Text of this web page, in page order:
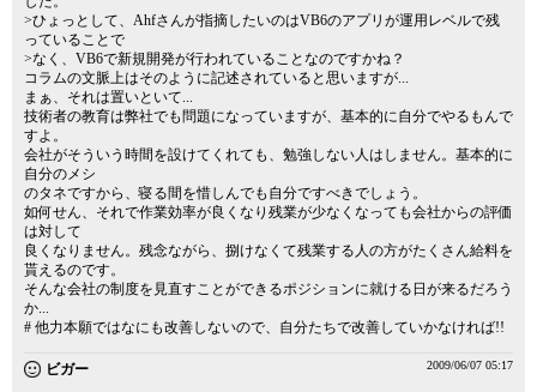
>ひょっとして、Ahfさんが指摘したいのはVB6のアプリが運用レベルで残
っていることで
>なく、VB6で新規開発が行われていることなのですかね？
コラムの文脈上はそのように記述されていると思いますが...
まぁ、それは置いといて...
技術者の教育は弊社でも問題になっていますが、基本的に自分でやるもんで
すよ。
会社がそういう時間を設けてくれても、勉強しない人はしません。基本的に
自分のメシ
のタネですから、寝る間を惜しんでも自分ですべきでしょう。
如何せん、それで作業効率が良くなり残業が少なくなっても会社からの評価
は対して
良くなりません。残念ながら、捌けなくて残業する人の方がたくさん給料を
貰えるのです。
そんな会社の制度を見直すことができるポジションに就ける日が来るだろう
か...
# 他力本願ではなにも改善しないので、自分たちで改善していかなければ!!
ビガー 2009/06/07 05:17